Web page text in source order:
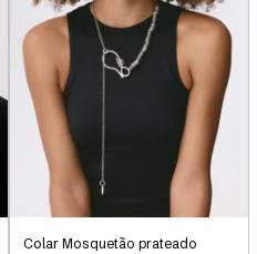
Colar Mosquetão prateado